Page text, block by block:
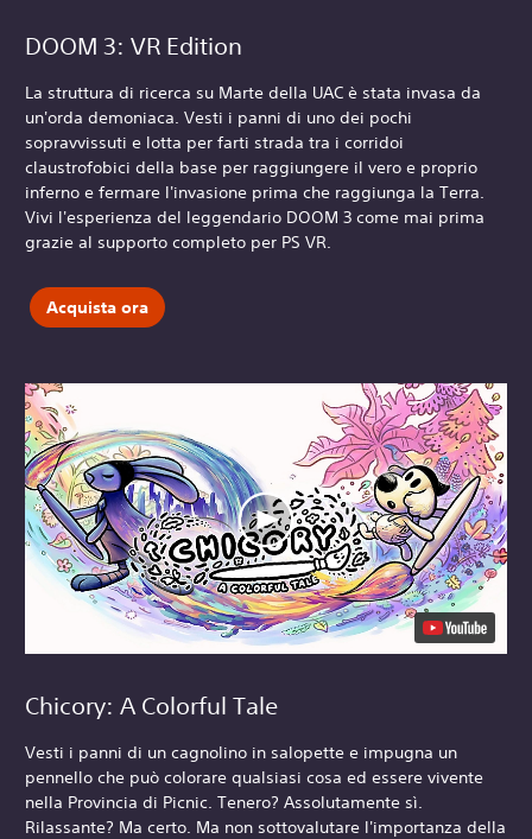
DOOM 3: VR Edition
La struttura di ricerca su Marte della UAC è stata invasa da
un'orda demoniaca. Vesti i panni di uno dei pochi
sopravvissuti e lotta per farti strada tra i corridoi
claustrofobici della base per raggiungere il vero e proprio
inferno e fermare l'invasione prima che raggiunga la Terra.
Vivi l'esperienza del leggendario DOOM 3 come mai prima
grazie al supporto completo per PS VR.
Acquista ora
Chicory: A Colorful Tale
Vesti i panni di un cagnolino in salopette e impugna un
pennello che può colorare qualsiasi cosa ed essere vivente
nella Provincia di Picnic. Tenero? Assolutamente sì.
Rilassante? Ma certo. Ma non sottovalutare l'importanza della